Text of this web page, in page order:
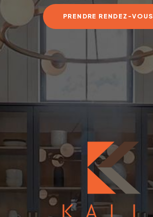
PRENDRE RENDEZ-VOUS